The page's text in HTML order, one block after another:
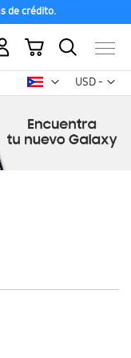
de crédito.
USD -
dólar
Mi carrito